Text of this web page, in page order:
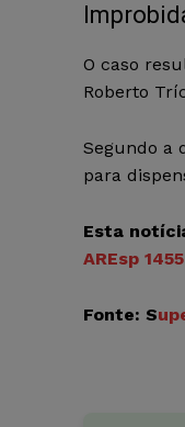
O caso
Roberto
Segundo a
para
Esta
AREsp
Fonte: S